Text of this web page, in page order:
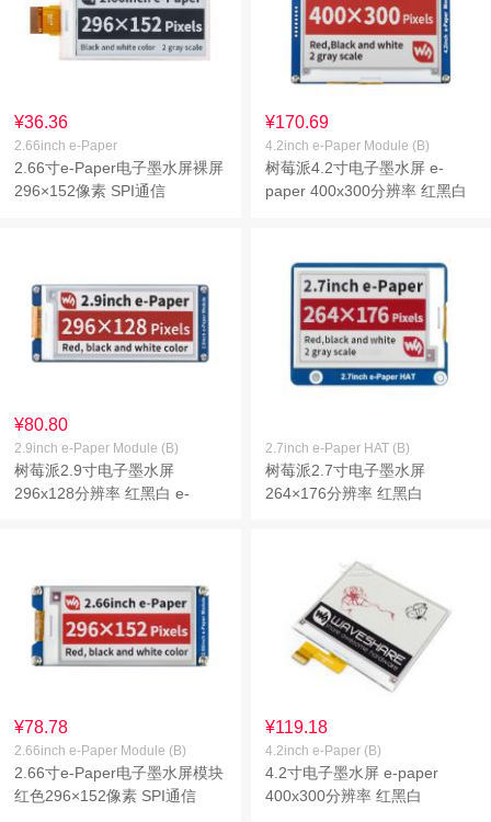
¥36.36
2.66inch e-Paper
2.66寸e-Paper电子墨水屏裸屏
296×152像素 SPI通信
¥170.69
4.2inch e-Paper Module (B)
树莓派4.2寸电子墨水屏 e-
paper 400x300分辨率 红黑白
¥80.80
2.9inch e-Paper Module (B)
树莓派2.9寸电子墨水屏
296x128分辨率 红黑白 e-
2.7inch e-Paper HAT (B)
树莓派2.7寸电子墨水屏
264×176分辨率 红黑白
¥78.78
2.66inch e-Paper Module (B)
2.66寸e-Paper电子墨水屏模块
红色296×152像素 SPI通信
¥119.18
4.2inch e-Paper (B)
4.2寸电子墨水屏 e-paper
400x300分辨率 红黑白